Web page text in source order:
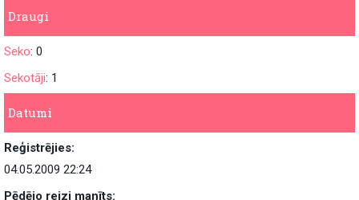
Draugi
Seko: 0
Sekotāji: 1
Datumi
Reģistrējies:
04.05.2009 22:24
Pēdējo reizi manīts: